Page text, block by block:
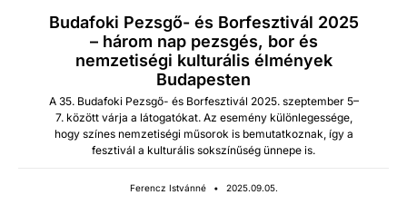
Budafoki Pezsgő- és Borfesztivál 2025
– három nap pezsgés, bor és
nemzetiségi kulturális élmények
Budapesten
A 35. Budafo­ki Pezs­gő- és Bor­fesz­tivál 2025. szeptem­ber 5–
7. között vár­ja a láto­gatókat. Az esemény külön­legessége,
hogy színes nemzetisé­gi műsorok is bemu­tatkoz­nak, így a
fes­z­tivál a kul­turális sok­színűség ünnepe is.
Ferencz Istvánné 2025.09.05.